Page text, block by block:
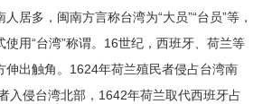
居多，闽南方言称台湾为“大员”“台员”等，
用“台湾”称谓。16世纪，西班牙、荷兰等
伸出触角。1624年荷兰殖民者侵占台湾南
入侵台湾北部，1642年荷兰取代西班牙占